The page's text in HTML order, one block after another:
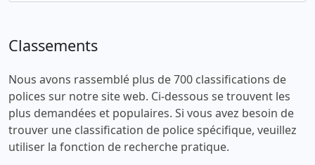
Classements
Nous avons rassemblé plus de 700 classifications de
polices sur notre site web. Ci-dessous se trouvent les
plus demandées et populaires. Si vous avez besoin de
trouver une classification de police spécifique, veuillez
utiliser la fonction de recherche pratique.